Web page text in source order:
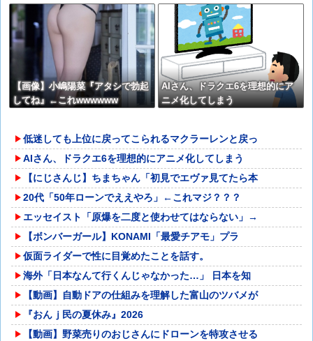
【画像】小嶋陽菜『アタシで勃起
してね』←これwwwwww
AIさん、ドラクエ6を理想的にア
ニメ化してしまう
低迷しても上位に戻ってこられるマクラーレンと戻っ
AIさん、ドラクエ6を理想的にアニメ化してしまう
【にじさんじ】ちまちゃん「初見でエヴァ見てたら本
20代「50年ローンでええやろ」←これマジ？？？
エッセイスト「原爆を二度と使わせてはならない」→
【ボンバーガール】KONAMI「最愛チアモ」プラ
仮面ライダーで性に目覚めたことを話す。
海外「日本なんて行くんじゃなかった…」 日本を知
【動画】自動ドアの仕組みを理解した富山のツバメが
『おんｊ民の夏休み』2026
【動画】野菜売りのおじさんにドローンを特攻させる